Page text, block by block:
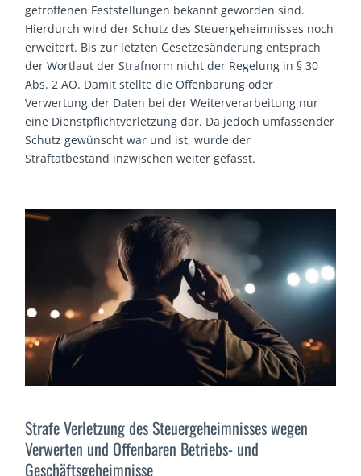
getroffenen Feststellungen bekannt geworden sind.
Hierdurch wird der Schutz des Steuergeheimnisses noch
erweitert. Bis zur letzten Gesetzesänderung entsprach
der Wortlaut der Strafnorm nicht der Regelung in § 30
Abs. 2 AO. Damit stellte die Offenbarung oder
Verwertung der Daten bei der Weiterverarbeitung nur
eine Dienstpflichtverletzung dar. Da jedoch umfassender
Schutz gewünscht war und ist, wurde der
Straftatbestand inzwischen weiter gefasst.
Strafe Verletzung des Steuergeheimnisses wegen
Verwerten und Offenbaren Betriebs- und
Geschäftsgeheimnisse